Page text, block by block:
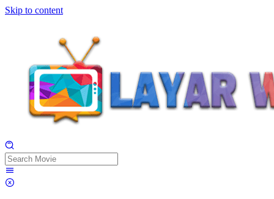
Skip to content